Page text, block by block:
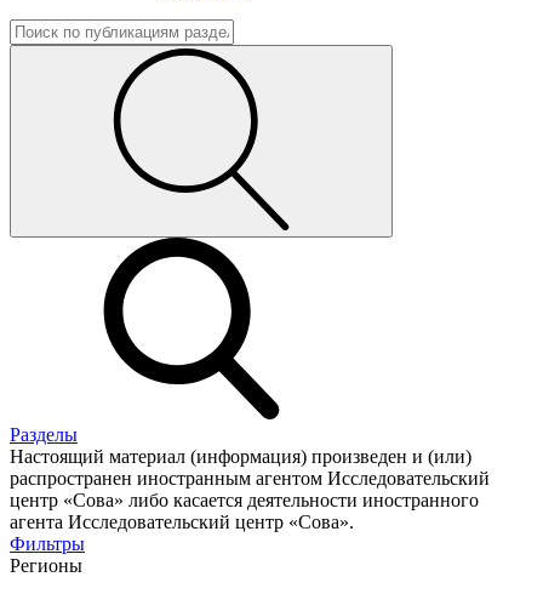
Разделы
Настоящий материал (информация) произведен и (или)
распространен иностранным агентом Исследовательский
центр «Сова» либо касается деятельности иностранного
агента Исследовательский центр «Сова».
Фильтры
Регионы